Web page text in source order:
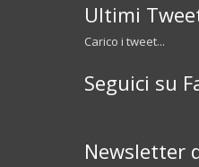
Ultimi
Carico i tweet...
Seguici su
Newsletter